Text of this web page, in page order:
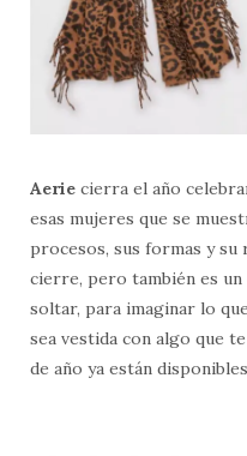
Aerie cierra el año
esas mujeres que se
procesos, sus formas y
cierre, pero también es
soltar, para imaginar lo
sea vestida con algo que
de año ya están